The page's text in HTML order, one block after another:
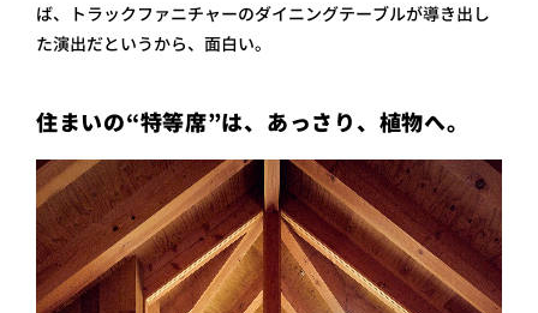
ば、トラックファニチャーのダイニングテーブルが導き出し
た演出だというから、面白い。
住まいの“特等席”は、あっさり、植物へ。